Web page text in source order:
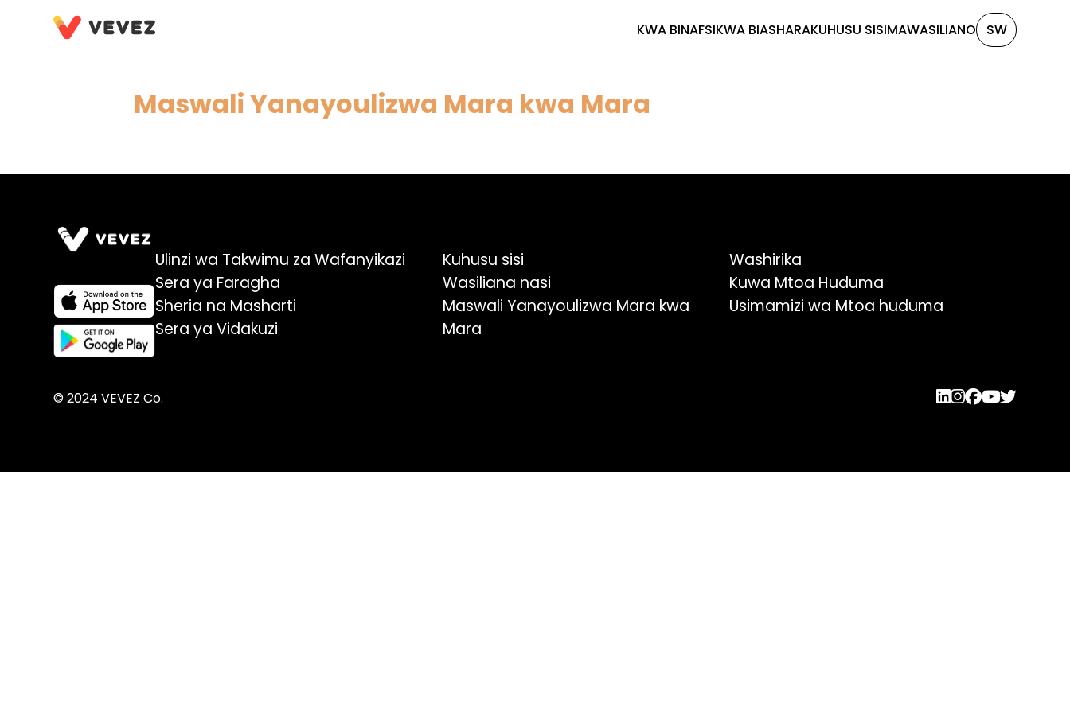
KWA BINAFSIKWA BIASHARAKUHUSU SISIMAWASILIANO SW
Maswali Yanayoulizwa Mara kwa Mara
Ulinzi wa Takwimu za Wafanyikazi
Sera ya Faragha
Sheria na Masharti
Sera ya Vidakuzi
Kuhusu sisi
Wasiliana nasi
Maswali Yanayoulizwa Mara kwa
Mara
Washirika
Kuwa Mtoa Huduma
Usimamizi wa Mtoa huduma
© 2024 VEVEZ Co.